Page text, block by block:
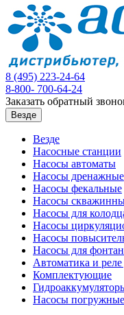
8 (495) 223-24-64
8-800- 700-64-24
Заказать обратный
Везде
Везде
Насосные станции
Насосы автоматы
Насосы дренажные
Насосы фекальные
Насосы
Насосы для
Насосы
Насосы
Насосы для
Автоматика и
Комплектующие
Насосы погружные